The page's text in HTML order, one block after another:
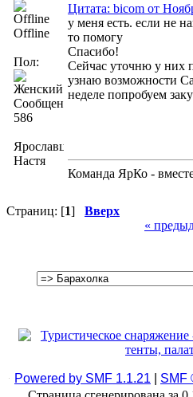
Offline
Пол:
Сообщений:
586
Ярославцева
Настя
Цитата: bicom от
у меня есть. если не
то помогу
Спасибо!
Сейчас уточню у них
узнаю возможности
неделе попробуем
Команда ЯрКо -
Страниц: [1] Вверх
«
Powered by SMF 1.1.21
SMF